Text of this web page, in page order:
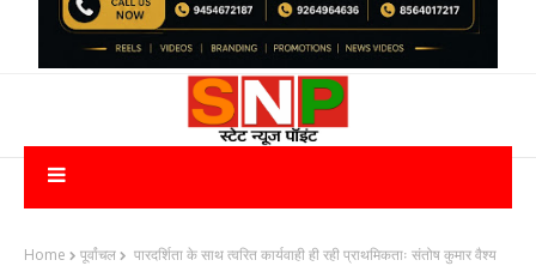
Home पूर्वांचल पारदर्शिता के साथ त्वरित कार्यवाही ही रही प्राथमिकताः संतोष कुमार वैश्य